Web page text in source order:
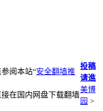
阅本站“安全翻墙推
在国内网盘下载翻墙
投稿
请進
美博
园 >